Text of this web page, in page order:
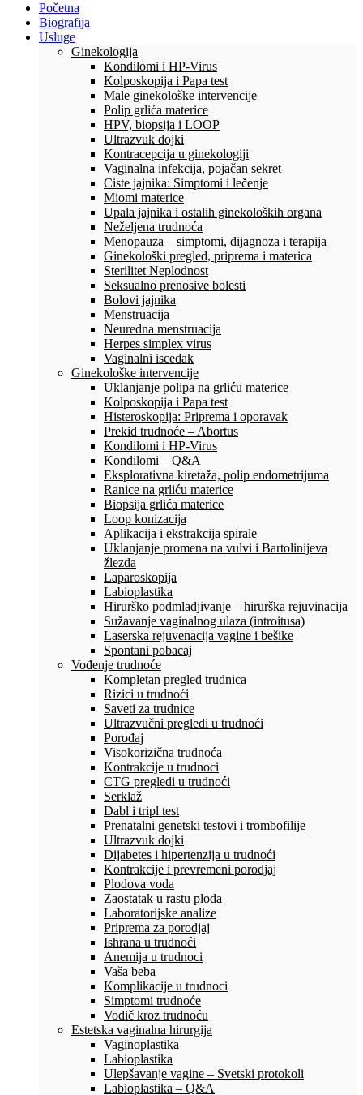
Početna
Biografija
Usluge
Ginekologija
Kondilomi i HP-Virus
Kolposkopija i Papa test
Male ginekološke intervencije
Polip grlića materice
HPV, biopsija i LOOP
Ultrazvuk dojki
Kontracepcija u ginekologiji
Vaginalna infekcija, pojačan sekret
Ciste jajnika: Simptomi i lečenje
Miomi materice
Upala jajnika i ostalih ginekoloških organa
Neželjena trudnoća
Menopauza – simptomi, dijagnoza i terapija
Ginekološki pregled, priprema i materica
Sterilitet Neplodnost
Seksualno prenosive bolesti
Bolovi jajnika
Menstruacija
Neuredna menstruacija
Herpes simplex virus
Vaginalni iscedak
Ginekološke intervencije
Uklanjanje polipa na grliću materice
Kolposkopija i Papa test
Histeroskopija: Priprema i oporavak
Prekid trudnoće – Abortus
Kondilomi i HP-Virus
Kondilomi – Q&A
Eksplorativna kiretaža, polip endometrijuma
Ranice na grliću materice
Biopsija grlića materice
Loop konizacija
Aplikacija i ekstrakcija spirale
Uklanjanje promena na vulvi i Bartolinijeva
žlezda
Laparoskopija
Labioplastika
Hirurško podmladjivanje – hirurška rejuvinacija
Sužavanje vaginalnog ulaza (introitusa)
Laserska rejuvenacija vagine i bešike
Spontani pobacaj
Vođenje trudnoće
Kompletan pregled trudnica
Rizici u trudnoći
Saveti za trudnice
Ultrazvučni pregledi u trudnoći
Porođaj
Visokorizična trudnoća
Kontrakcije u trudnoci
CTG pregledi u trudnoći
Serklaž
Dabl i tripl test
Prenatalni genetski testovi i trombofilije
Ultrazvuk dojki
Dijabetes i hipertenzija u trudnoći
Kontrakcije i prevremeni porodjaj
Plodova voda
Zaostatak u rastu ploda
Laboratorijske analize
Priprema za porodjaj
Ishrana u trudnoći
Anemija u trudnoci
Vaša beba
Komplikacije u trudnoci
Simptomi trudnoće
Vodič kroz trudnoću
Estetska vaginalna hirurgija
Vaginoplastika
Labioplastika
Ulepšavanje vagine – Svetski protokoli
Labioplastika – Q&A